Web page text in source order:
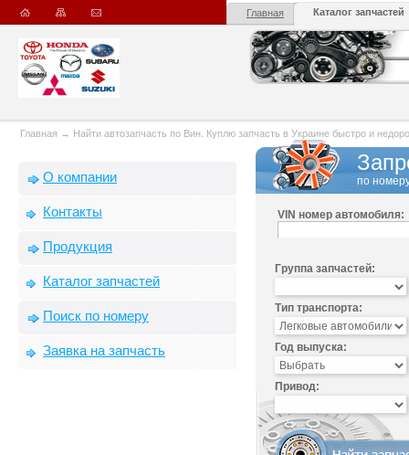
Главная Каталог запчастей
Главная → Найти автозапчасть по Вин. Куплю запчасть в Украине быстро и
О компании
Контакты
Продукция
Каталог запчастей
Поиск по номеру
Заявка на запчасть
по
VIN номер автомобиля:
Группа запчастей:
Тип транспорта:
Год выпуска:
Привод: